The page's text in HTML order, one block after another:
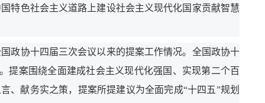
特色社会主义道路上建设社会主义现代化国家贡献智慧
协十四届三次会议以来的提案工作情况。全国政协十
提案围绕全面建成社会主义现代化强国、实现第二个百
、献务实之策，提案所提建议为全面完成“十四五”规划